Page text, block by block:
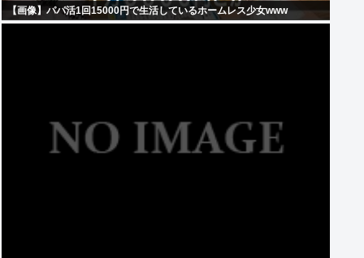
【画像】パパ活1回15000円で生活しているホームレス少女www